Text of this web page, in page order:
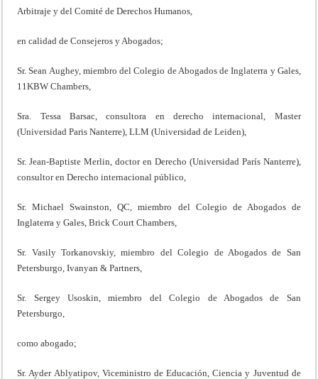
Arbitraje y del Comité de Derechos Humanos,
en calidad de Consejeros y Abogados;
Sr. Sean Aughey, miembro del Colegio de Abogados de Inglaterra y Gales,
11KBW Chambers,
Sra. Tessa Barsac, consultora en derecho internacional, Master
(Universidad Paris Nanterre), LLM (Universidad de Leiden),
Sr. Jean-Baptiste Merlin, doctor en Derecho (Universidad París Nanterre),
consultor en Derecho internacional público,
Sr. Michael Swainston, QC, miembro del Colegio de Abogados de
Inglaterra y Gales, Brick Court Chambers,
Sr. Vasily Torkanovskiy, miembro del Colegio de Abogados de San
Petersburgo, Ivanyan & Partners,
Sr. Sergey Usoskin, miembro del Colegio de Abogados de San
Petersburgo,
como abogado;
Sr. Ayder Ablyatipov, Viceministro de Educación, Ciencia y Juventud de